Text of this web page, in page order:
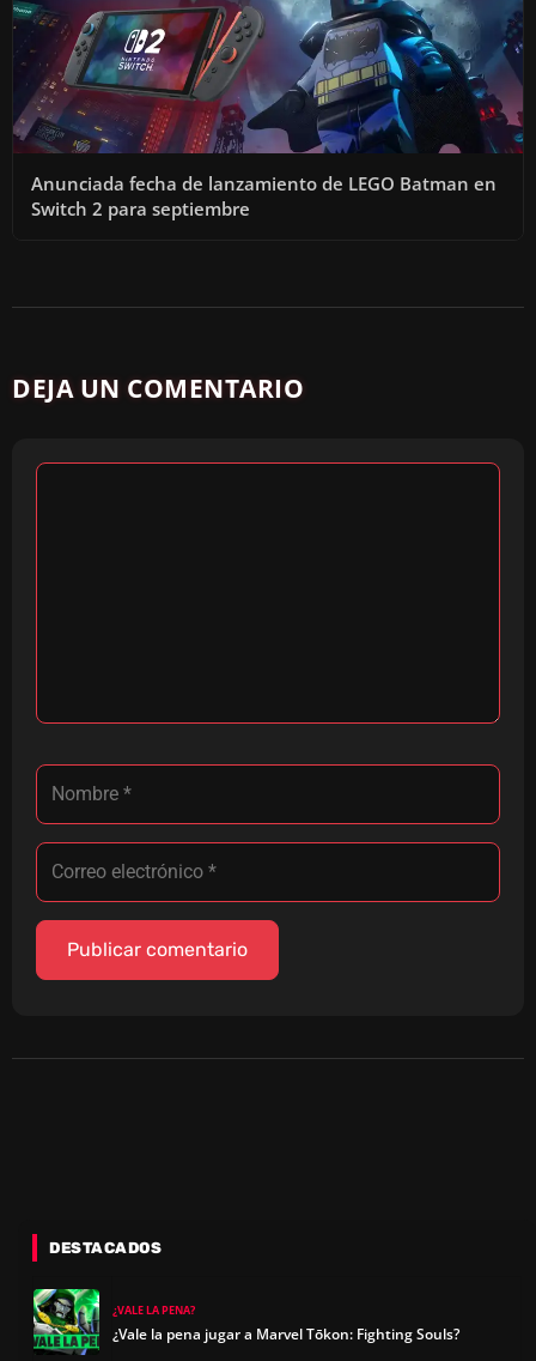
Anunciada fecha de lanzamiento de LEGO Batman en
Switch 2 para septiembre
DEJA UN COMENTARIO
DESTACADOS
¿VALE LA PENA?
¿Vale la pena jugar a Marvel Tōkon: Fighting Souls?